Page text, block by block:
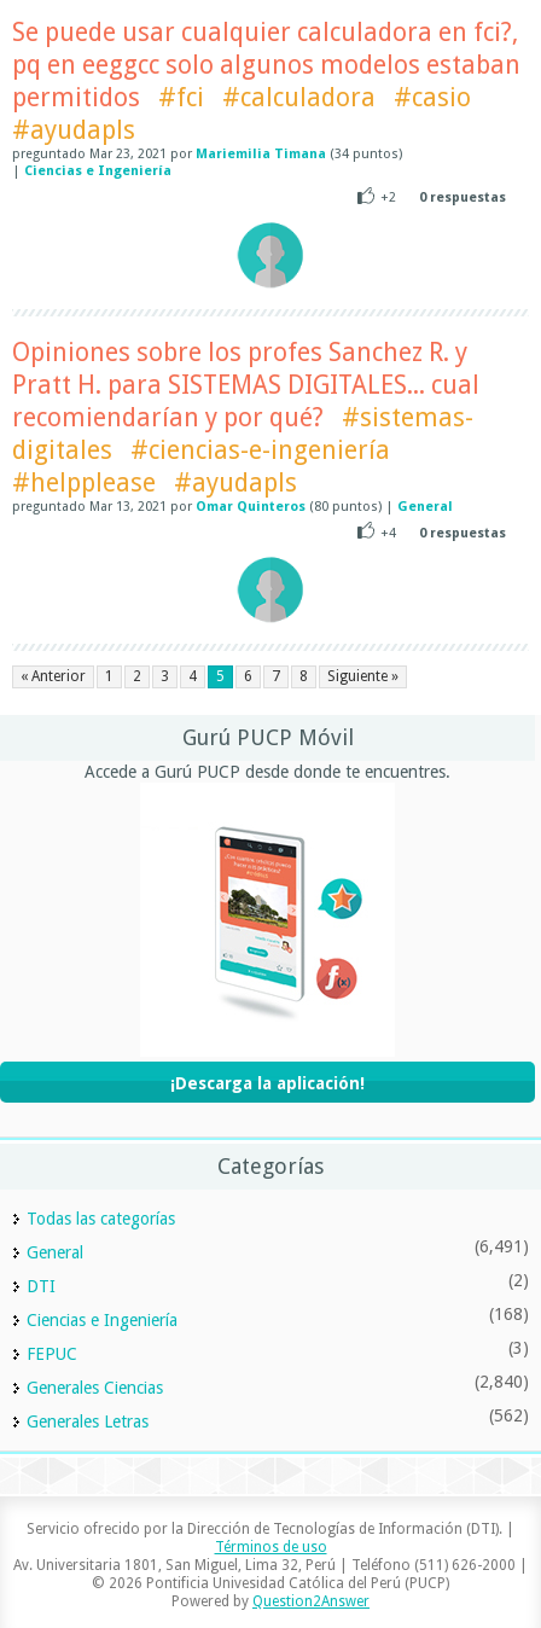
Se puede usar cualquier calculadora en fci?,
pq en eeggcc solo algunos modelos estaban
permitidos
#fci #calculadora
#casio
#ayudapls
preguntado Mar 23, 2021 por Mariemilia Timana (34 puntos)
| Ciencias e Ingeniería
+2
0respuestas
Opiniones sobre los profes Sanchez R. y
Pratt H. para SISTEMAS DIGITALES... cual
recomiendarían y por qué?
#sistemas-
digitales
#ciencias-e-ingeniería
#helpplease
#ayudapls
preguntado Mar 13, 2021 por Omar Quinteros (80 puntos) | General
+4
0respuestas
« Anterior 1 2 3 4 5 6 7 8 Siguiente »
Gurú PUCP Móvil
Accede a Gurú PUCP desde donde te encuentres.
¡Descarga la aplicación!
Categorías
Todas las categorías
General
(6,491)
DTI (2)
Ciencias e Ingeniería (168)
FEPUC (3)
Generales Ciencias (2,840)
Generales Letras (562)
Servicio ofrecido por la Dirección de Tecnologías de Información (DTI). |
Términos de uso
Av. Universitaria 1801, San Miguel, Lima 32, Perú | Teléfono (511) 626-2000 |
© 2026 Pontificia Univesidad Católica del Perú (PUCP)
Powered by Question2Answer